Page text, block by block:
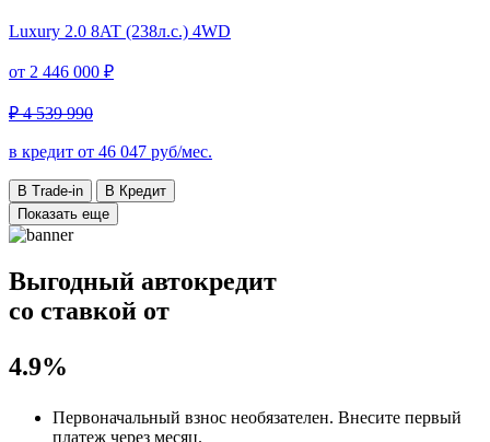
Luxury 2.0 8AT (238л.с.) 4WD
от 2 446 000 ₽
₽ 4 539 990
в кредит от 46 047 руб/мес.
В Trade-in
В Кредит
Показать еще
Выгодный автокредит
со ставкой от
4.9%
Первоначальный взнос необязателен. Внесите первый
платеж через месяц.